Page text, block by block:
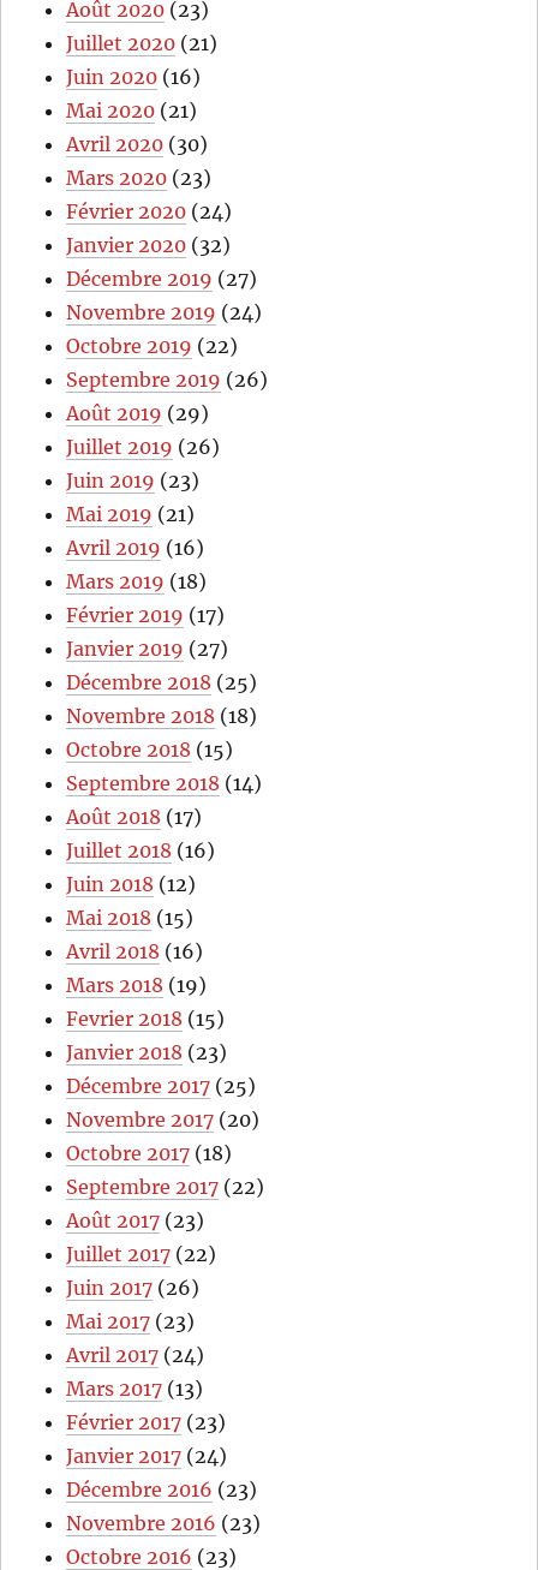
Août 2020 (23)
Juillet 2020 (21)
Juin 2020 (16)
Mai 2020 (21)
Avril 2020 (30)
Mars 2020 (23)
Février 2020 (24)
Janvier 2020 (32)
Décembre 2019 (27)
Novembre 2019 (24)
Octobre 2019 (22)
Septembre 2019 (26)
Août 2019 (29)
Juillet 2019 (26)
Juin 2019 (23)
Mai 2019 (21)
Avril 2019 (16)
Mars 2019 (18)
Février 2019 (17)
Janvier 2019 (27)
Décembre 2018 (25)
Novembre 2018 (18)
Octobre 2018 (15)
Septembre 2018 (14)
Août 2018 (17)
Juillet 2018 (16)
Juin 2018 (12)
Mai 2018 (15)
Avril 2018 (16)
Mars 2018 (19)
Fevrier 2018 (15)
Janvier 2018 (23)
Décembre 2017 (25)
Novembre 2017 (20)
Octobre 2017 (18)
Septembre 2017 (22)
Août 2017 (23)
Juillet 2017 (22)
Juin 2017 (26)
Mai 2017 (23)
Avril 2017 (24)
Mars 2017 (13)
Février 2017 (23)
Janvier 2017 (24)
Décembre 2016 (23)
Novembre 2016 (23)
Octobre 2016 (23)